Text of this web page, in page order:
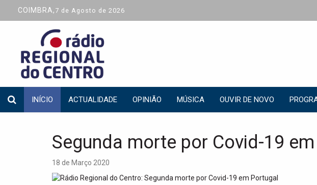
COIMBRA, 7 de Agosto de 2026
INÍCIO ACTUALIDADE OPINIÃO MÚSICA OUVIR DE NOVO
Segunda morte por Covid-19
18 de Março 2020